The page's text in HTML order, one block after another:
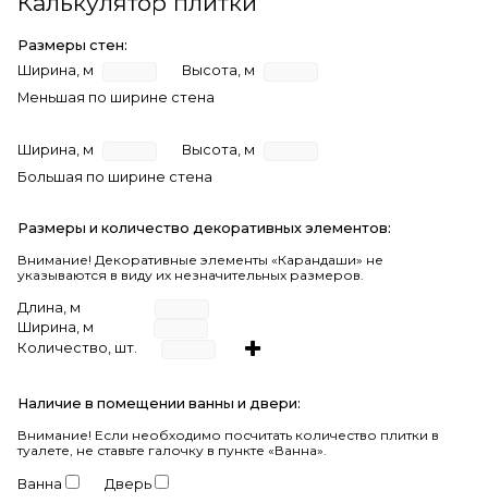
Размеры стен:
Ширина, м
Высота, м
Меньшая по ширине стена
Ширина, м
Высота, м
Большая по ширине стена
Размеры и количество декоративных элементов:
Внимание! Декоративные элементы «Карандаши» не
указываются в виду их незначительных размеров.
Длина, м
Ширина, м
Количество, шт.
Наличие в помещении ванны и двери:
Внимание! Если необходимо посчитать количество плитки в
туалете, не ставьте галочку в пункте «Ванна».
Ванна Дверь